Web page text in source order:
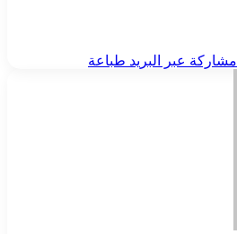
مشاركة عبر البريد طباعة